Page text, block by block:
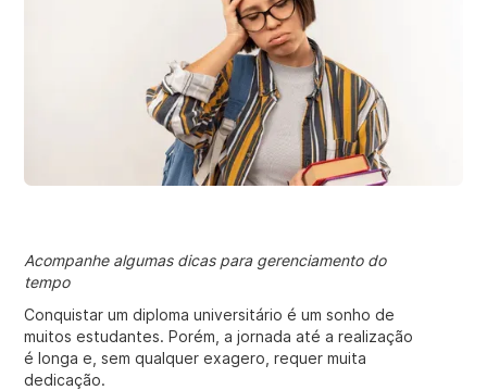
Acompanhe algumas dicas para gerenciamento do
tempo
Conquistar um diploma universitário é um sonho de
muitos estudantes. Porém, a jornada até a realização
é longa e, sem qualquer exagero, requer muita
dedicação.